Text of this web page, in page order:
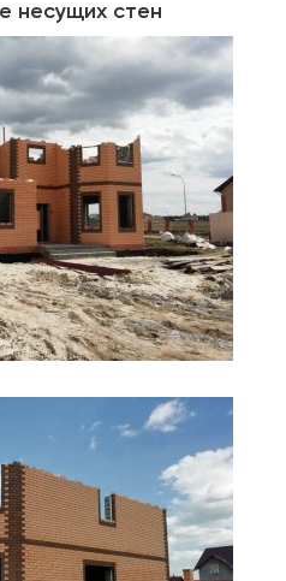
несущих стен